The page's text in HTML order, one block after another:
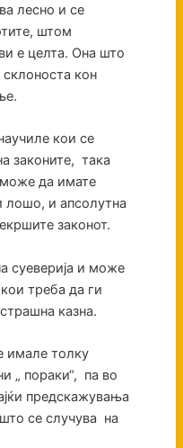
лесно и се
штом
е целта. Она што
склоноста кон
кои се
законите, така
да имате
лошо, и апсолутна
законот.
суеверија и може
треба да ги
казна.
имале толку
„ пораки“, па во
предскажувања
се случува на